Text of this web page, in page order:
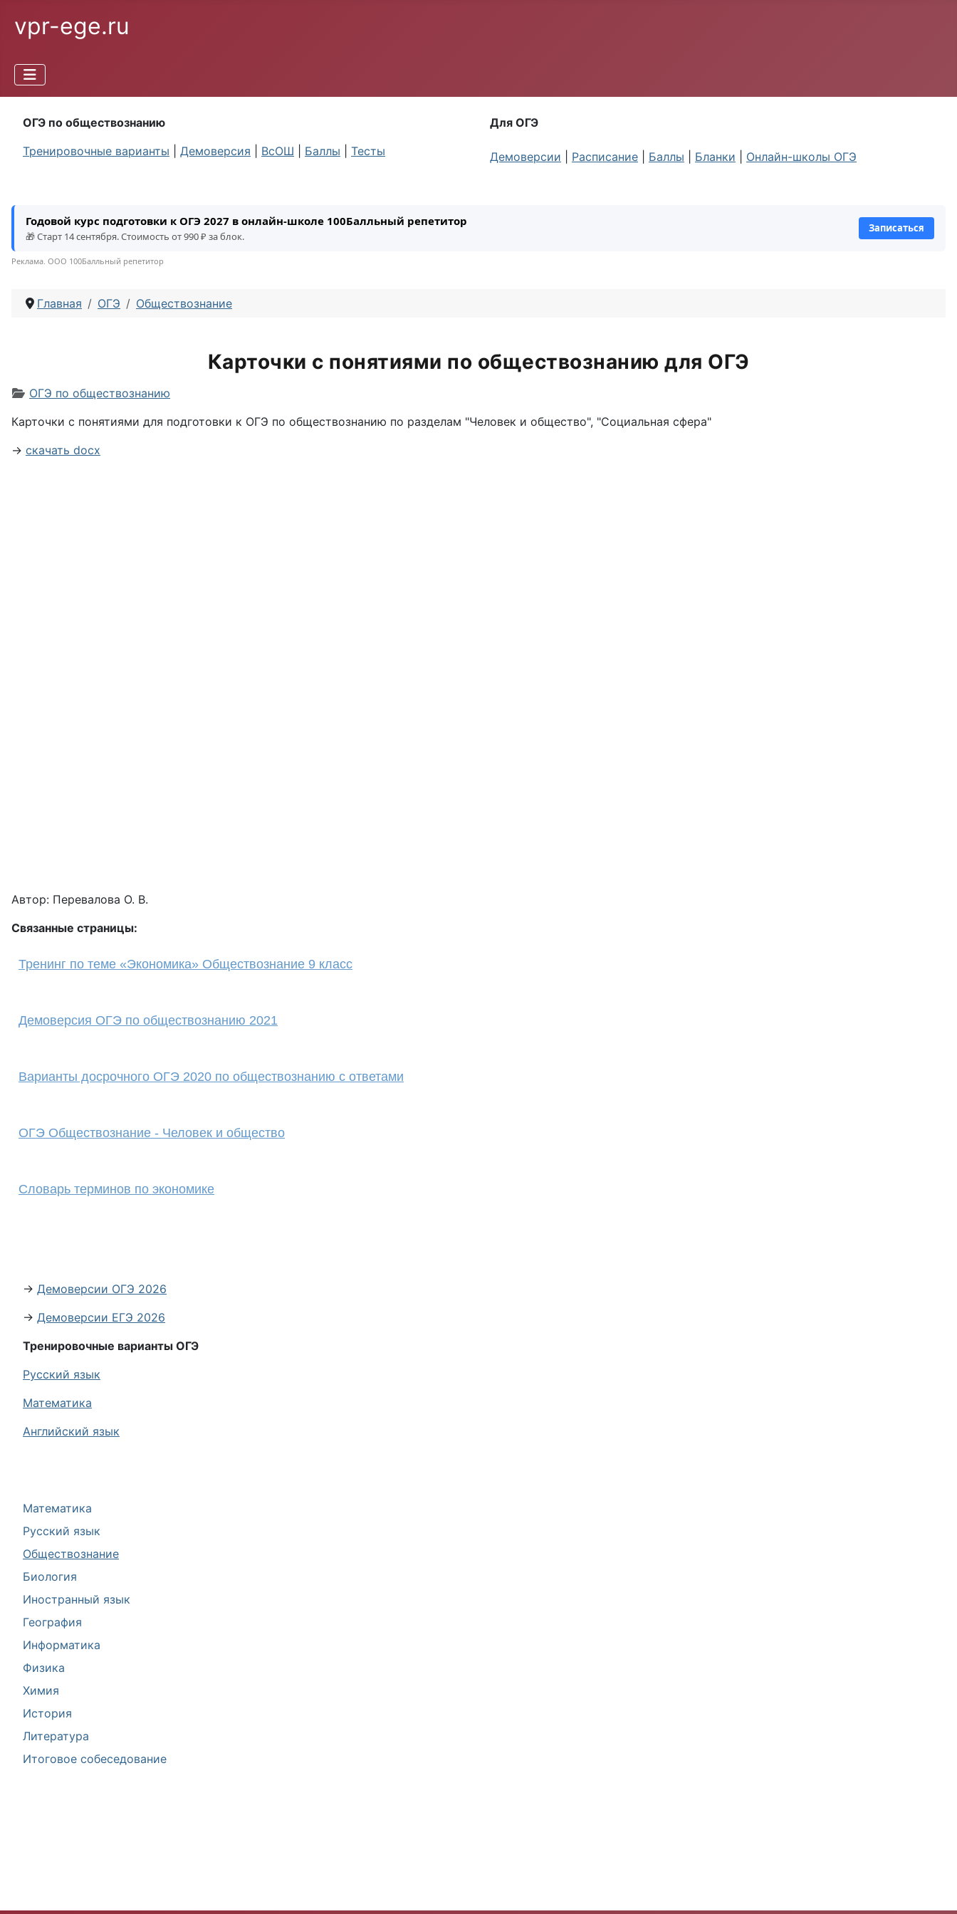
vpr-ege.ru
ОГЭ по обществознанию
Тренировочные варианты
Демоверсия ВсОШ Баллы Тесты
Для ОГЭ
Демоверсии Расписание Баллы Бланки Онлайн-школы ОГЭ
Математика
Русский язык
Обществознание
Биология
Иностранный язык
География
Информатика
Физика
Химия
История
Литература
Итоговое собеседование
Годовой курс подготовки к ОГЭ 2027 в онлайн-школе 100Балльный репетитор
🎁 Старт 14 сентября. Стоимость от 990 ₽ за блок.
Записаться
Реклама. ООО 100Балльный репетитор
Главная ОГЭ Обществознание
Карточки с понятиями по обществознанию для ОГЭ
Информация о материале
ОГЭ по обществознанию
Карточки с понятиями для подготовки к ОГЭ по обществознанию по разделам "Человек и общество", "Социальная сфера"
→ скачать docx
Автор: Перевалова О. В.
Связанные страницы:
Тренинг по теме «Экономика» Обществознание 9 класс
Демоверсия ОГЭ по обществознанию 2021
Варианты досрочного ОГЭ 2020 по обществознанию с ответами
ОГЭ Обществознание - Человек и общество
Словарь терминов по экономике
→ Демоверсии ОГЭ 2026
→ Демоверсии ЕГЭ 2026
Тренировочные варианты ОГЭ
Русский язык
Математика
Английский язык